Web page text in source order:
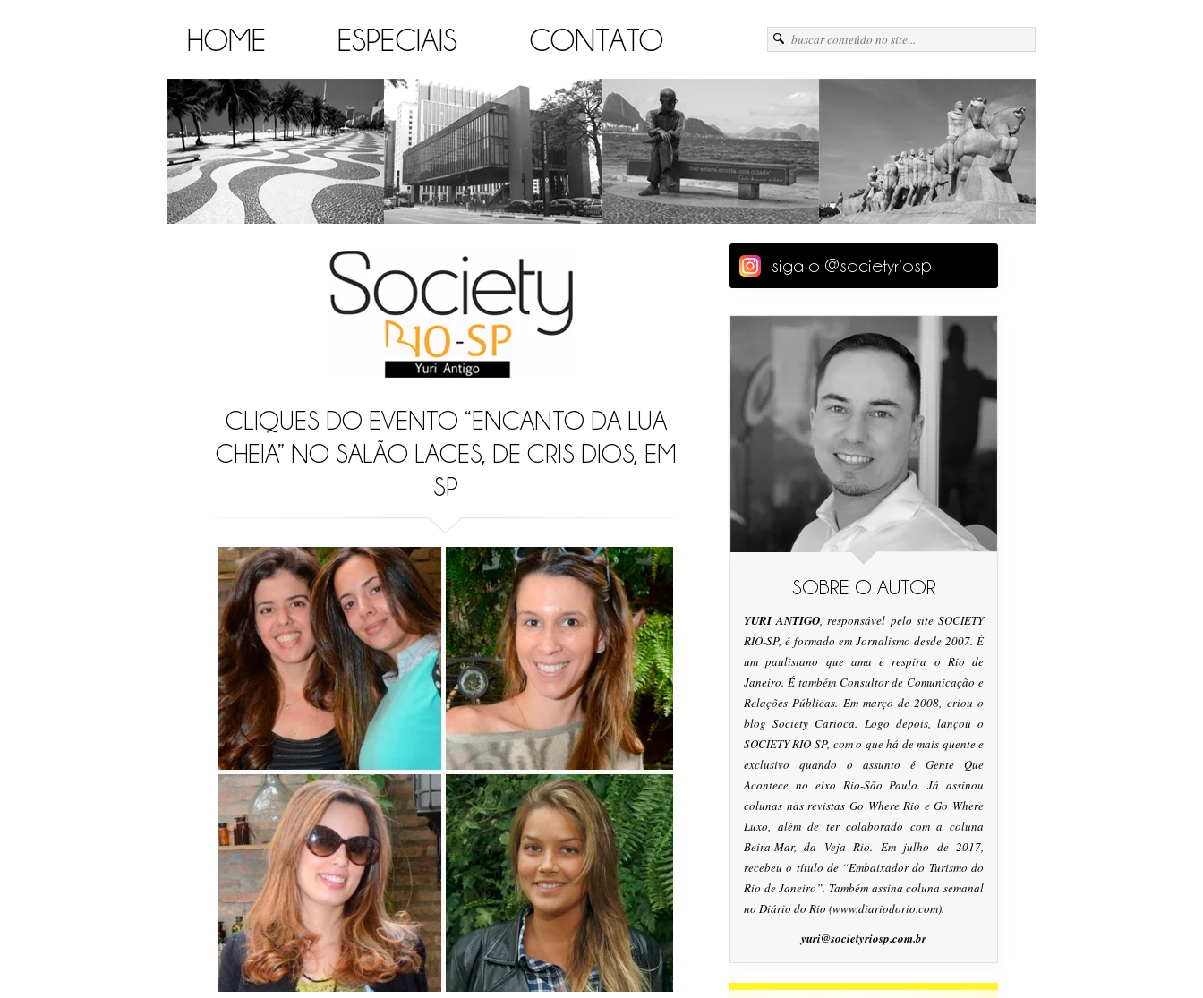
HOME ESPECIAIS CONTATO
CLIQUES DO EVENTO “ENCANTO DA LUA
CHEIA” NO SALÃO LACES, DE CRIS DIOS, EM
SP
siga o @societyriosp
SOBRE O AUTOR
YURI ANTIGO, responsável pelo site SOCIETY
RIO-SP, é formado em Jornalismo desde 2007. É
um paulistano que ama e respira o Rio de
Janeiro. É também Consultor de Comunicação e
Relações Públicas. Em março de 2008, criou o
blog Society Carioca. Logo depois, lançou o
SOCIETY RIO-SP, com o que há de mais quente e
exclusivo quando o assunto é Gente Que
Acontece no eixo Rio-São Paulo. Já assinou
colunas nas revistas Go Where Rio e Go Where
Luxo, além de ter colaborado com a coluna
Beira-Mar, da Veja Rio. Em julho de 2017,
recebeu o título de “Embaixador do Turismo do
Rio de Janeiro”. Também assina coluna semanal
no Diário do Rio (www.diariodorio.com).
yuri@societyriosp.com.br